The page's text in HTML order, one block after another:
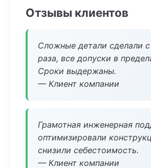
Отзывы клиентов
Сложные детали сделали с
раза, все допуски в
Сроки выдержаны.
— Клиент компании
Грамотная инженерная
оптимизировали
снизили себестоимость.
— Клиент компании